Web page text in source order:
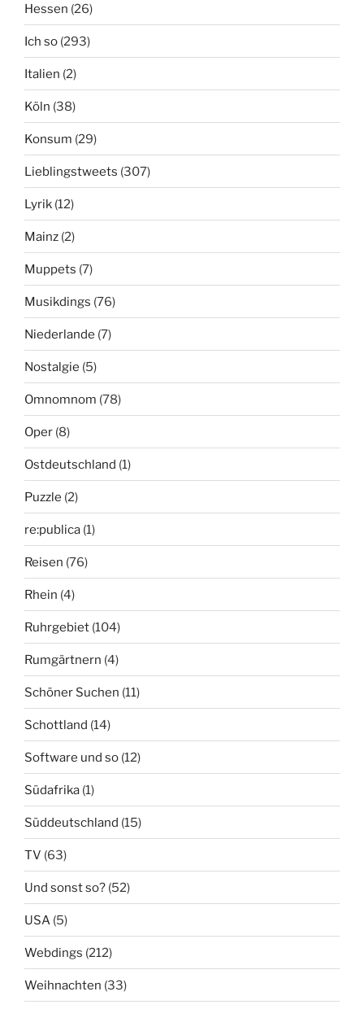
Hessen (26)
Ich so (293)
Italien (2)
Köln (38)
Konsum (29)
Lieblingstweets (307)
Lyrik (12)
Mainz (2)
Muppets (7)
Musikdings (76)
Niederlande (7)
Nostalgie (5)
Omnomnom (78)
Oper (8)
Ostdeutschland (1)
Puzzle (2)
re:publica (1)
Reisen (76)
Rhein (4)
Ruhrgebiet (104)
Rumgärtnern (4)
Schöner Suchen (11)
Schottland (14)
Software und so (12)
Südafrika (1)
Süddeutschland (15)
TV (63)
Und sonst so? (52)
USA (5)
Webdings (212)
Weihnachten (33)